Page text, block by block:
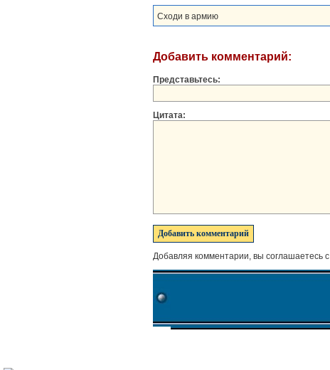
Сходи в армию
Добавить комментарий:
Представьтесь:
Цитата:
Добавляя комментарии, вы соглашаетесь с